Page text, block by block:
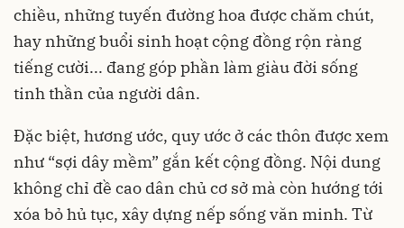
chiều, những tuyến đường hoa được chăm chút,
hay những buổi sinh hoạt cộng đồng rộn ràng
tiếng cười... đang góp phần làm giàu đời sống
tinh thần của người dân.
Đặc biệt, hương ước, quy ước ở các thôn được xem
như “sợi dây mềm” gắn kết cộng đồng. Nội dung
không chỉ đề cao dân chủ cơ sở mà còn hướng tới
xóa bỏ hủ tục, xây dựng nếp sống văn minh. Từ